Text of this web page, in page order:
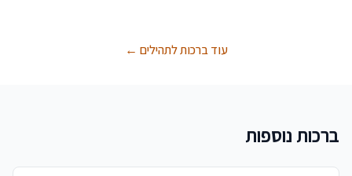
עוד ברכות לתהילים ←
ברכות נוספות